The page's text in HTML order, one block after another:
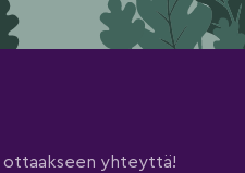
ottaakseen yhteyttä!